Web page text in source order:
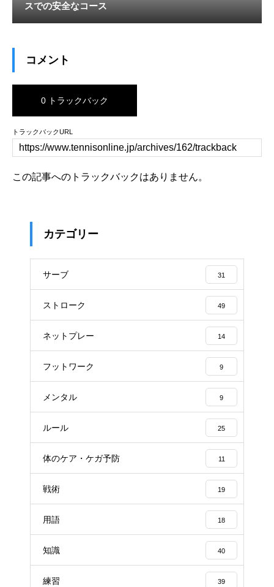
スでの安全なコース
コメント
0 トラックバック
トラックバックURL
この記事へのトラックバックはありません。
カテゴリー
サーブ 31
ストローク 49
ネットプレー 14
フットワーク 9
メンタル 9
ルール 25
体のケア・ケガ予防 11
戦術 19
用語 18
知識 40
練習 39